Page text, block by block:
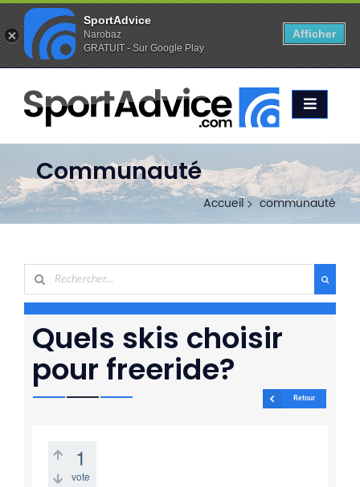
Favoris (0) Alertes (0)
ACCUEIL
SKIS
2020
CONSEILS
RÉPONSES
CONTACT
Communauté
Accueil communauté
Quels skis choisir
pour freeride?
Retour
1
vote
SportAdvice
Narobaz
GRATUIT - Sur Google Play
Afficher